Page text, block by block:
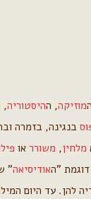
מוזיקה, ההיסטוריה,
בנגינה, בזמרה
מלחין, משורר או
דוגמת "האודיסיאה"
להן. עד היום